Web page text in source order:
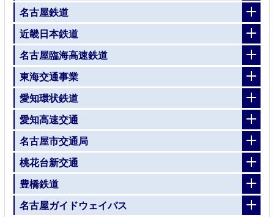
名古屋鉄道
近畿日本鉄道
名古屋臨海高速鉄道
東海交通事業
愛知環状鉄道
愛知高速交通
名古屋市交通局
桃花台新交通
豊橋鉄道
名古屋ガイドウェイバス